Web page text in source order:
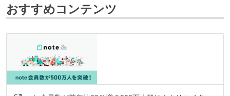
ruby-on-rails
nuxt.js
データベース
mysql
redis
プロジェクト管理
おすすめコンテンツ